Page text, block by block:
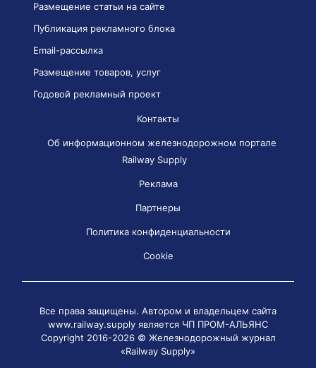
Размещение статьи на сайте
Публикация рекламного блока
Email-рассылка
Размещение товаров, услуг
Годовой рекламный проект
Контакты
Об информационном железнодорожном портале
Railway Supply
Реклама
Партнеры
Политика конфиденциальности
Cookie
Все права защищены. Автором и владельцем сайта
www.railway.supply является ЧП ПРОМ-АЛЬЯНС
Copyright 2016-2026 © Железнодорожный журнал
«Railway Supply»